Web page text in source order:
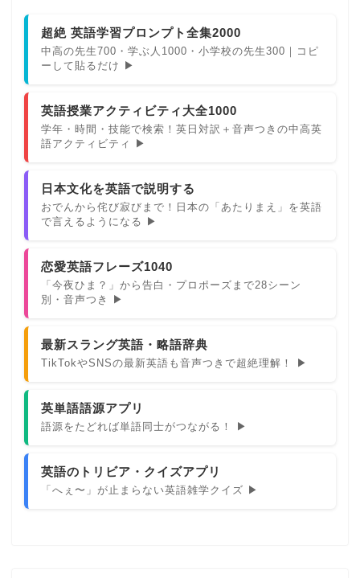
超絶 英語学習プロンプト全集2000
中高の先生700・学ぶ人1000・小学校の先生300｜コピ
ーして貼るだけ ▶
英語授業アクティビティ大全1000
学年・時間・技能で検索！英日対訳＋音声つきの中高英
語アクティビティ ▶
日本文化を英語で説明する
おでんから侘び寂びまで！日本の「あたりまえ」を英語
で言えるようになる ▶
恋愛英語フレーズ1040
「今夜ひま？」から告白・プロポーズまで28シーン
別・音声つき ▶
最新スラング英語・略語辞典
TikTokやSNSの最新英語も音声つきで超絶理解！ ▶
英単語語源アプリ
語源をたどれば単語同士がつながる！ ▶
英語のトリビア・クイズアプリ
「へぇ〜」が止まらない英語雑学クイズ ▶